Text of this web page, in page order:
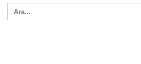
Search
for: